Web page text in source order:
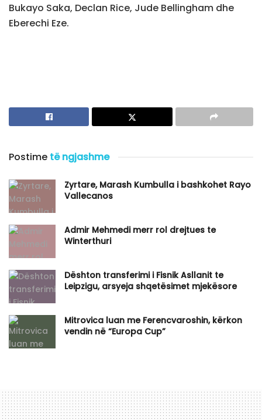
Bukayo Saka, Declan Rice, Jude Bellingham dhe
Eberechi Eze.
Postime të ngjashme
Zyrtare, Marash Kumbulla i bashkohet Rayo
Vallecanos
Admir Mehmedi merr rol drejtues te
Winterthuri
Dështon transferimi i Fisnik Asllanit te
Leipzigu, arsyeja shqetësimet mjekësore
Mitrovica luan me Ferencvaroshin, kërkon
vendin në “Europa Cup”